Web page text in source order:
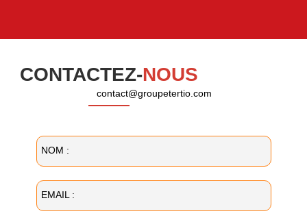
CONTACTEZ-NOUS
contact@groupetertio.com
NOM :
EMAIL :